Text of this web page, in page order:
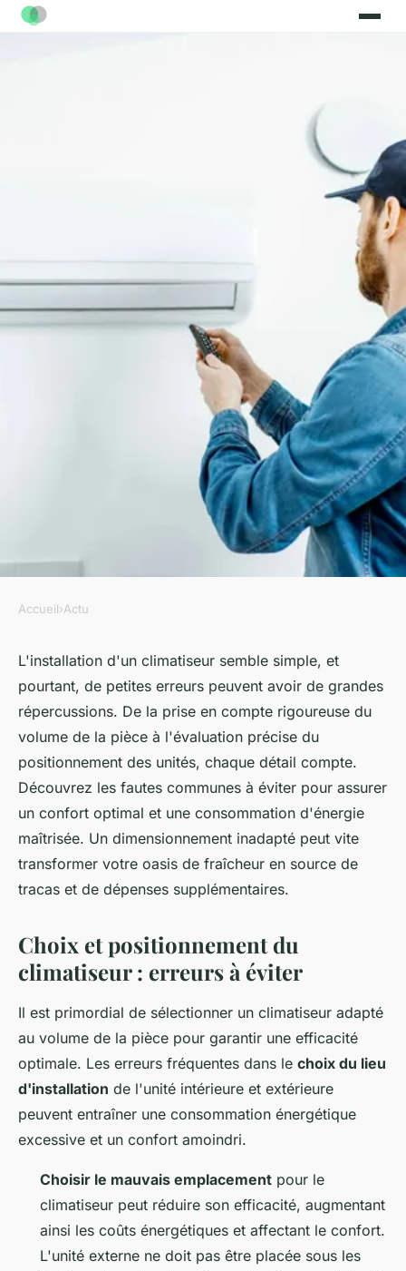
Installer une climatisation : les
erreurs à ne pas commettre
sébastienne •10 avril 2024•2 min de lecture
Accueil›Actu
L'installation d'un climatiseur semble simple, et
pourtant, de petites erreurs peuvent avoir de grandes
répercussions. De la prise en compte rigoureuse du
volume de la pièce à l'évaluation précise du
positionnement des unités, chaque détail compte.
Découvrez les fautes communes à éviter pour assurer
un confort optimal et une consommation d'énergie
maîtrisée. Un dimensionnement inadapté peut vite
transformer votre oasis de fraîcheur en source de
tracas et de dépenses supplémentaires.
Choix et positionnement du
climatiseur : erreurs à éviter
Il est primordial de sélectionner un climatiseur adapté
au volume de la pièce pour garantir une efficacité
optimale. Les erreurs fréquentes dans le choix du lieu
d'installation de l'unité intérieure et extérieure
peuvent entraîner une consommation énergétique
excessive et un confort amoindri.
Choisir le mauvais emplacement pour le
climatiseur peut réduire son efficacité, augmentant
ainsi les coûts énergétiques et affectant le confort.
L'unité externe ne doit pas être placée sous les